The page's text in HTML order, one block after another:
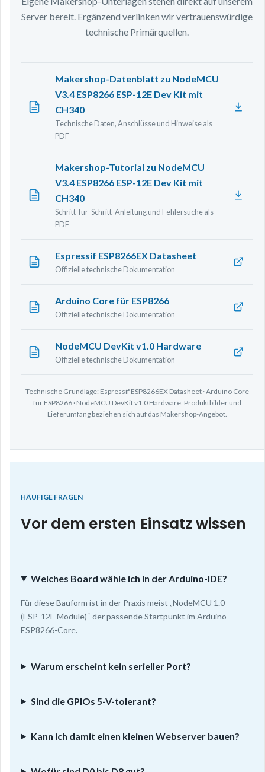
Server bereit. Ergänzend verlinken wir vertrauenswürdige
technische Primärquellen.
Makershop-Datenblatt zu NodeMCU
V3.4 ESP8266 ESP-12E Dev Kit mit
CH340
Technische Daten, Anschlüsse und Hinweise als
PDF
Makershop-Tutorial zu NodeMCU
V3.4 ESP8266 ESP-12E Dev Kit mit
CH340
Schritt-für-Schritt-Anleitung und Fehlersuche als
PDF
Espressif ESP8266EX Datasheet
Offizielle technische Dokumentation
Arduino Core für ESP8266
Offizielle technische Dokumentation
NodeMCU DevKit v1.0 Hardware
Offizielle technische Dokumentation
Technische Grundlage: Espressif ESP8266EX Datasheet · Arduino Core
für ESP8266 · NodeMCU DevKit v1.0 Hardware. Produktbilder und
Lieferumfang beziehen sich auf das Makershop-Angebot.
HÄUFIGE FRAGEN
Vor dem ersten Einsatz wissen
Welches Board wähle ich in der Arduino-IDE?
Für diese Bauform ist in der Praxis meist „NodeMCU 1.0
(ESP-12E Module)“ der passende Startpunkt im Arduino-
ESP8266-Core.
Warum erscheint kein serieller Port?
Sind die GPIOs 5-V-tolerant?
Kann ich damit einen kleinen Webserver bauen?